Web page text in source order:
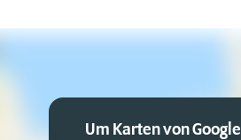
Um Karten von